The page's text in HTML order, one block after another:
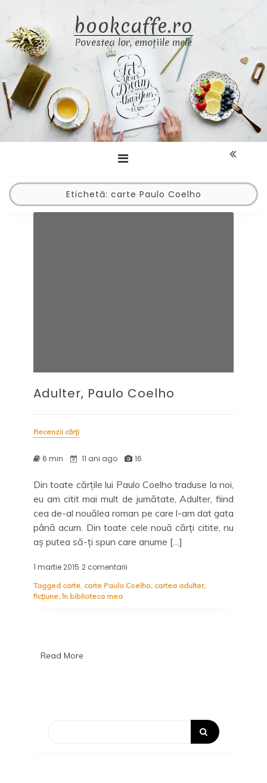
content
bookcaffe.ro
Povestea lor, emoțiile mele
Etichetă: carte Paulo Coelho
Adulter, Paulo Coelho
Recenzii cărți
6 min 11 ani ago 16
Din toate cărțile lui Paulo Coelho traduse la noi,
eu am citit mai mult de jumătate, Adulter, fiind
cea de-al nouălea roman pe care l-am dat gata
până acum. Din toate cele nouă cărți citite, nu
aș putea să-ți spun care anume […]
1 martie 2015 2 comentarii
Paulo
Tagged carte, carte Paulo Coelho, cartea adulter,
ficțiune,în biblioteca mea
Read More